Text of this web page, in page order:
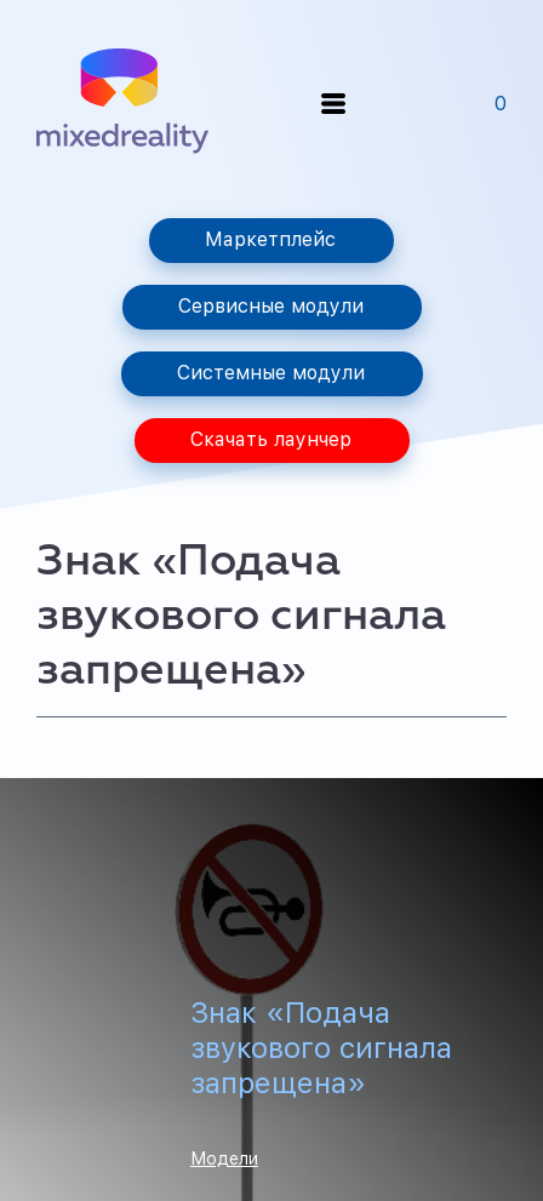
0
Маркетплейс
Сервисные модули
Системные модули
Скачать лаунчер
Знак «Подача
звукового сигнала
запрещена»
Знак «Подача
звукового сигнала
запрещена»
Модели